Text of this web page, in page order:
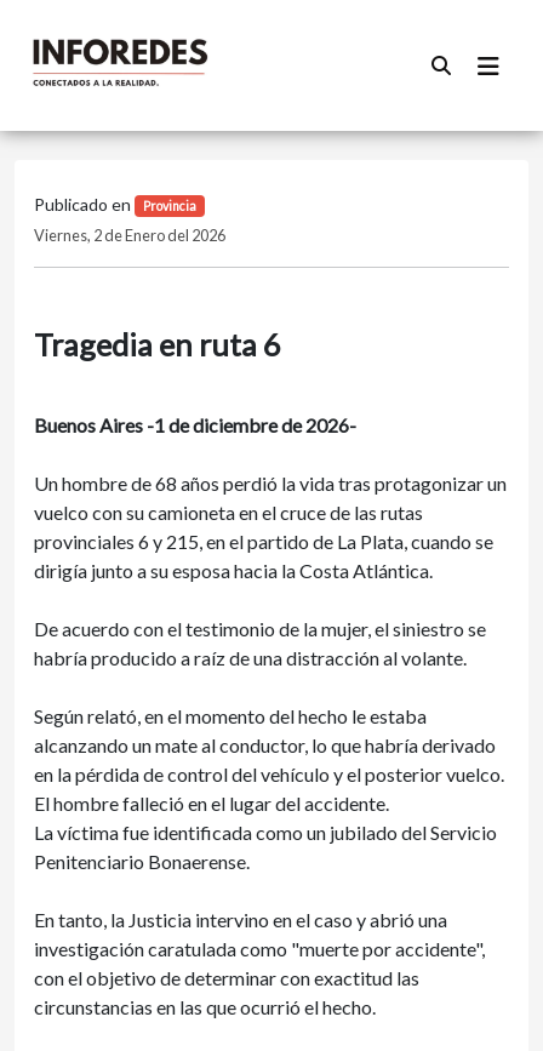
Publicado en Provincia
Viernes, 2 de Enero del 2026
Tragedia en ruta 6
Buenos Aires -1 de diciembre de 2026-
Un hombre de 68 años perdió la vida tras protagonizar un
vuelco con su camioneta en el cruce de las rutas
provinciales 6 y 215, en el partido de La Plata, cuando se
dirigía junto a su esposa hacia la Costa Atlántica.
De acuerdo con el testimonio de la mujer, el siniestro se
habría producido a raíz de una distracción al volante.
Según relató, en el momento del hecho le estaba
alcanzando un mate al conductor, lo que habría derivado
en la pérdida de control del vehículo y el posterior vuelco.
El hombre falleció en el lugar del accidente.
La víctima fue identificada como un jubilado del Servicio
Penitenciario Bonaerense.
En tanto, la Justicia intervino en el caso y abrió una
investigación caratulada como "muerte por accidente",
con el objetivo de determinar con exactitud las
circunstancias en las que ocurrió el hecho.